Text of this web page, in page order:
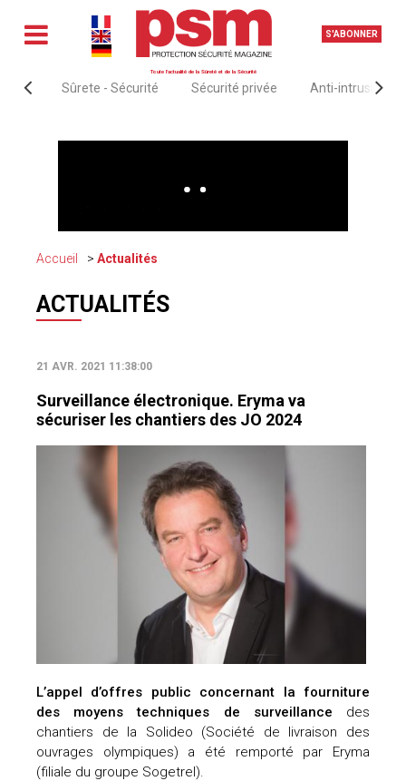
S'ABONNER
Toute l'actualité de la Sûreté et de la Sécurité
Sûrete - Sécurité Sécurité privée Anti-intrusion &
Accueil Actualités
ACTUALITÉS
21 AVR. 2021 11:38:00
Surveillance électronique. Eryma va
sécuriser les chantiers des JO 2024
L’appel d’offres public concernant la fourniture
des moyens techniques de surveillance des
chantiers de la Solideo (Société de livraison des
ouvrages olympiques) a été remporté par Eryma
(filiale du groupe Sogetrel).